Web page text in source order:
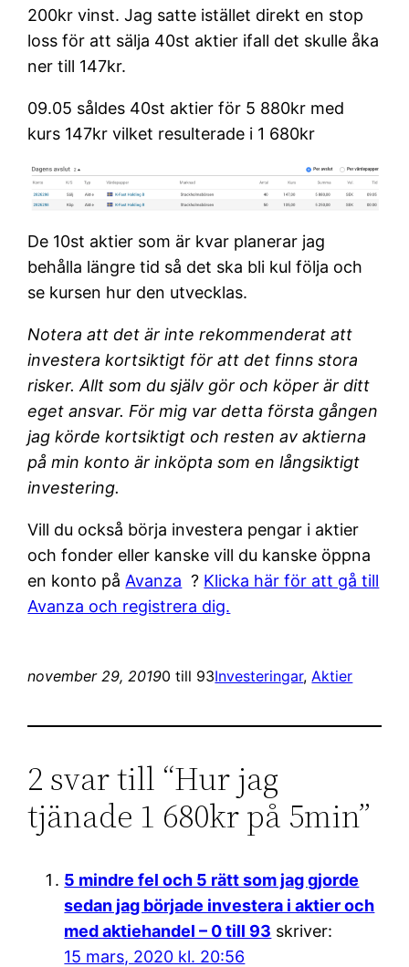
200kr vinst. Jag satte istället direkt en stop
loss för att sälja 40st aktier ifall det skulle åka
ner till 147kr.
09.05 såldes 40st aktier för 5 880kr med
kurs 147kr vilket resulterade i 1 680kr
De 10st aktier som är kvar planerar jag
behålla längre tid så det ska bli kul följa och
se kursen hur den utvecklas.
Notera att det är inte rekommenderat att
investera kortsiktigt för att det finns stora
risker. Allt som du själv gör och köper är ditt
eget ansvar. För mig var detta första gången
jag körde kortsiktigt och resten av aktierna
på min konto är inköpta som en långsiktigt
investering.
Vill du också börja investera pengar i aktier
och fonder eller kanske vill du kanske öppna
en konto på Avanza ? Klicka här för att gå till
Avanza och registrera dig.
november 29, 20190 till 93Investeringar, Aktier
2 svar till “Hur jag
tjänade 1 680kr på 5min”
5 mindre fel och 5 rätt som jag gjorde
sedan jag började investera i aktier och
med aktiehandel – 0 till 93 skriver:
15 mars, 2020 kl. 20:56